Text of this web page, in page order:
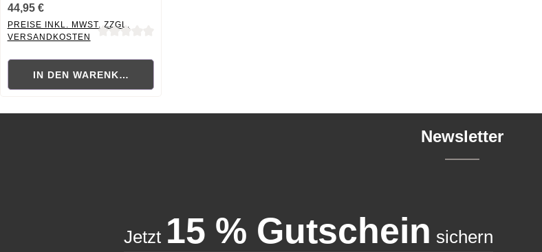
44,95 €
PREISE INKL. MWST. ZZGL.
VERSANDKOSTEN
IN DEN WARENKORB
Newsletter
Jetzt 15 % Gutschein sichern